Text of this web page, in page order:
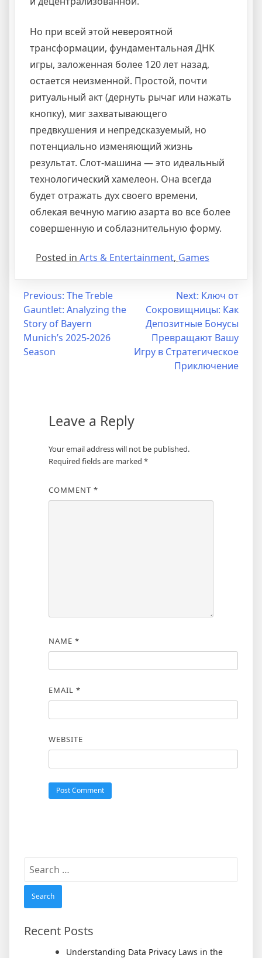
Но при всей этой невероятной
трансформации, фундаментальная ДНК
игры, заложенная более 120 лет назад,
остается неизменной. Простой, почти
ритуальный акт (дернуть рычаг или нажать
кнопку), миг захватывающего
предвкушения и непредсказуемый, но
потенциально изменяющий жизнь
результат. Слот-машина — это идеальный
технологический хамелеон. Она всегда
будет отражать дух своего времени,
облекая вечную магию азарта во все более
совершенную и соблазнительную форму.
Posted in Arts & Entertainment, Games
Post
navigation
Previous: The Treble
Gauntlet: Analyzing the
Story of Bayern
Munich’s 2025-2026
Season
Next: Ключ от
Сокровищницы: Как
Депозитные Бонусы
Превращают Вашу
Игру в Стратегическое
Приключение
Leave a Reply
Your email address will not be published.
Required fields are marked *
COMMENT *
NAME *
EMAIL *
WEBSITE
Search
Recent Posts
Understanding Data Privacy Laws in the